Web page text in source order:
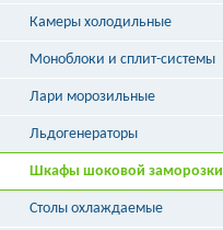
Витрины угловые
Витрины «рыба на льду»
Камеры холодильные
Моноблоки и сплит-системы
Лари морозильные
Льдогенераторы
Шкафы шоковой заморозки
Столы охлаждаемые